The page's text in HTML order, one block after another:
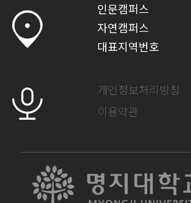
인문캠퍼스
자연캠퍼스
대표지역번호
개인정보처리방침
이용약관